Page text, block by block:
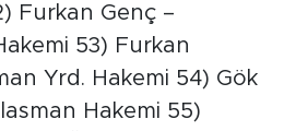
Furkan Genç –
53) Furkan
Yrd. Hakemi 54) Gök
Hakemi 55)